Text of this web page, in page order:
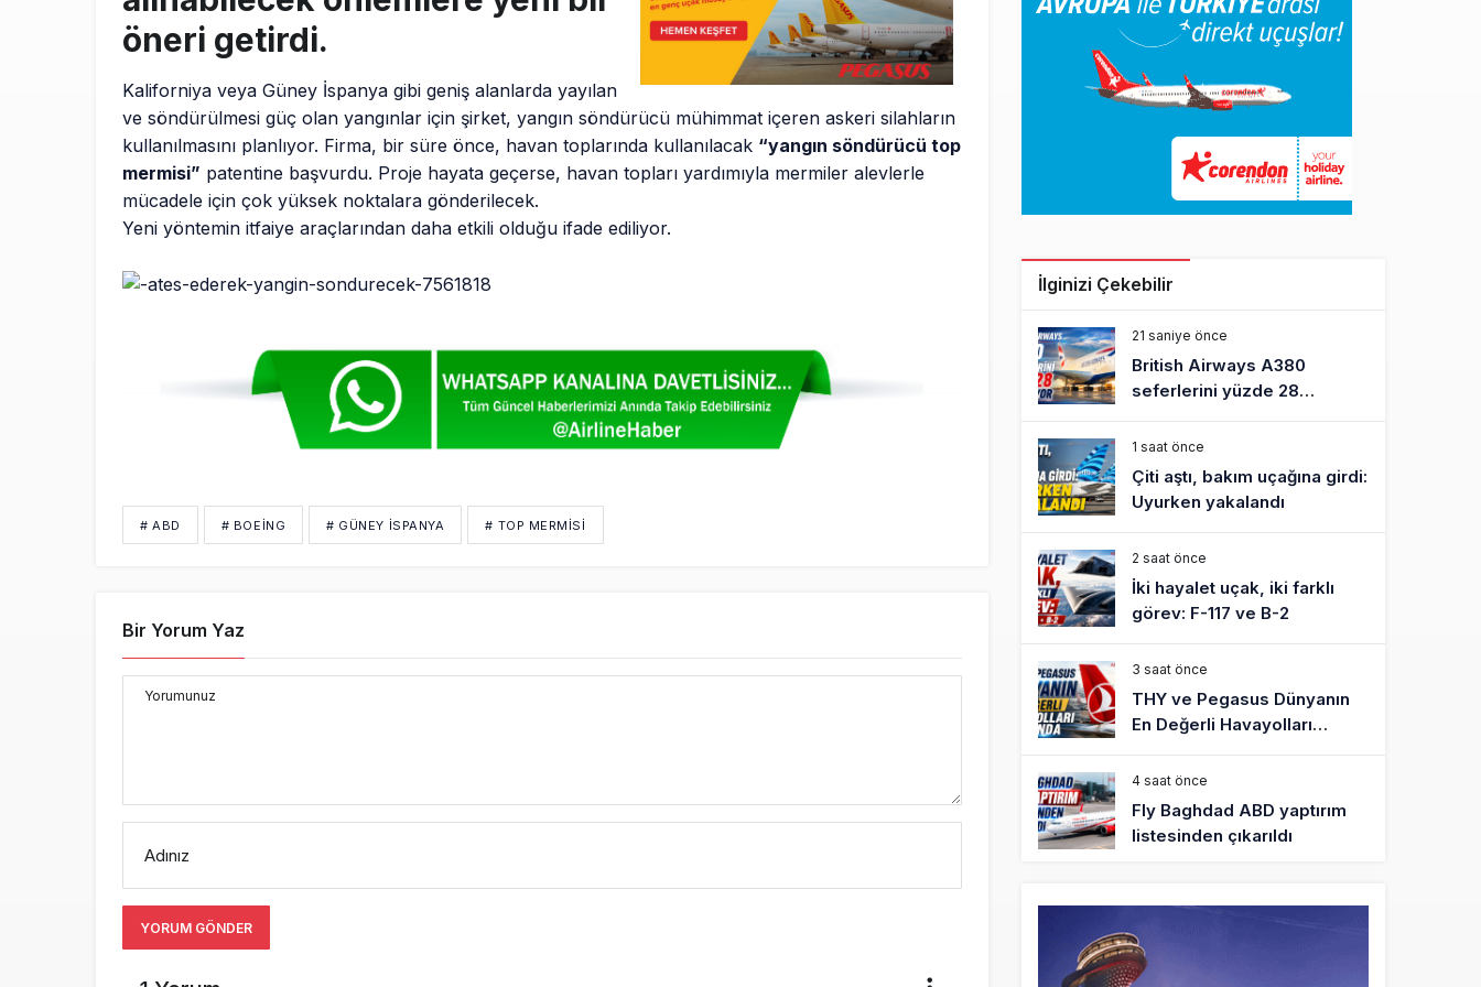
öneri getirdi.
Kaliforniya veya Güney İspanya gibi geniş alanlarda yayılan
ve söndürülmesi güç olan yangınlar için şirket, yangın söndürücü mühimmat içeren askeri silahların
kullanılmasını planlıyor. Firma, bir süre önce, havan toplarında kullanılacak “yangın söndürücü top
mermisi” patentine başvurdu. Proje hayata geçerse, havan topları yardımıyla mermiler alevlerle
mücadele için çok yüksek noktalara gönderilecek.
Yeni yöntemin itfaiye araçlarından daha etkili olduğu ifade ediliyor.
# ABD # BOEING # GÜNEY İSPANYA # TOP MERMISI
Bir Yorum Yaz
Yorumunuz
Adınız
YORUM GÖNDER
İlginizi Çekebilir
21 saniye önce
British Airways A380
seferlerini yüzde 28
azaltıyor
1 saat önce
Çiti aştı, bakım uçağına girdi:
Uyurken yakalandı
2 saat önce
İki hayalet uçak, iki farklı
görev: F-117 ve B-2
3 saat önce
THY ve Pegasus Dünyanın
En Değerli Havayolları
Arasında
4 saat önce
Fly Baghdad ABD yaptırım
listesinden çıkarıldı
Elektrikli uçaklar Avrupa’da
kısa rotalara hazırlanıyor